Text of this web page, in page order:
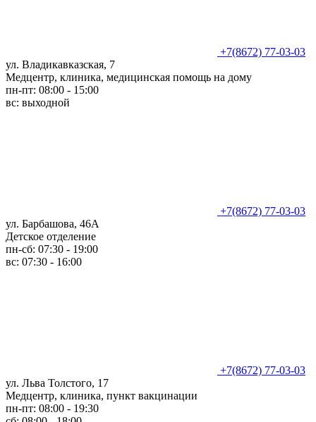
+7(8672) 77-03-03
ул. Владикавказская, 7
Медцентр, клиника, медицинская помощь на дому
пн-пт: 08:00 - 15:00
вс: выходной
+7(8672) 77-03-03
ул. Барбашова, 46А
Детское отделение
пн-сб: 07:30 - 19:00
вс: 07:30 - 16:00
+7(8672) 77-03-03
ул. Льва Толстого, 17
Медцентр, клиника, пункт вакцинации
пн-пт: 08:00 - 19:30